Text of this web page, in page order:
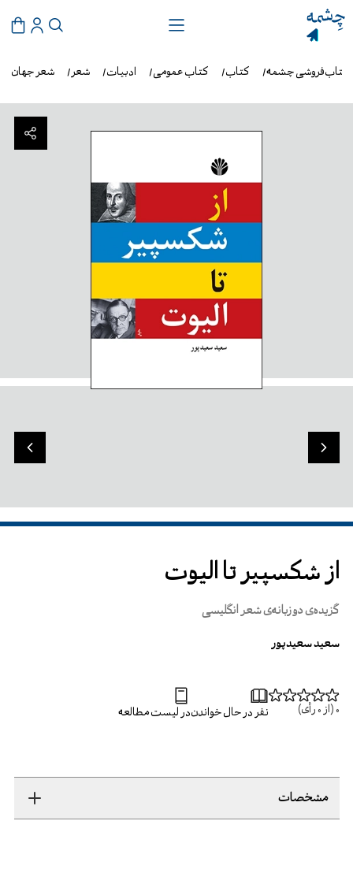
شعر جهان شعر ادبیات کتاب عمومی کتاب کتاب‌فروشی چشمه
از شکسپیر تا الیوت
گزیده‌ی دو زبانه‌ی شعر انگلیسی
سعید سعیدپور
0 (از 0 رأی) نفر در حال خواندندر لیست مطالعه
مشخصات